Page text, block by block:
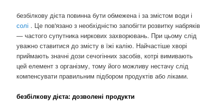
безбілкову дієта повинна бути обмежена і за змістом води і
солі . Це пов'язано з необхідністю запобігти розвитку набряків
— частого супутника ниркових захворювань. При цьому слід
уважно ставитися до змісту в їжі калію. Найчастіше хворі
приймають значні дози сечогінних засобів, котрі вимивають
цей елемент з організму, тому його можливу нестачу слід
компенсувати правильним підбором продуктів або ліками.
безбілкову дієта: дозволені продукти